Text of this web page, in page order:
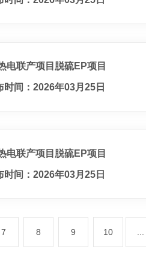
电联产项目脱硫EP项目
时间：2026年03月25日
电联产项目脱硫EP项目
时间：2026年03月25日
7 8 9 10